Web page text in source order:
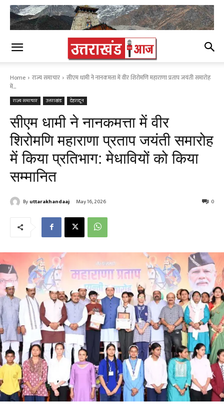
Home राज्य समाचार
सीएम धामी ने नानकमत्ता में वीर शिरोमणि महाराणा प्रताप जयंती समारोह
में...
राज्य समाचार उत्तराखंड देहरादून
सीएम धामी ने नानकमत्ता में वीर
शिरोमणि महाराणा प्रताप जयंती समारोह
में किया प्रतिभाग: मेधावियों को किया
सम्मानित
By uttarakhandaaj May 16, 2026 0